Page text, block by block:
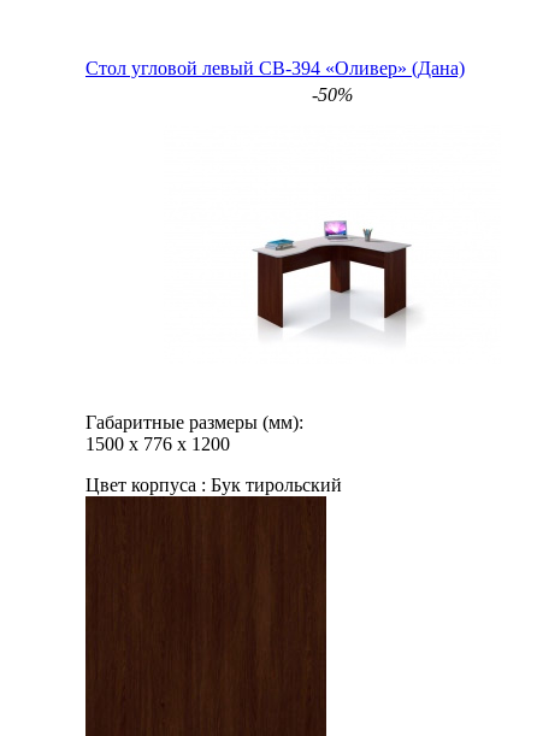
Стол угловой левый СВ-394 «Оливер» (Дана)
-50%
Габаритные размеры (мм):
1500 х 776 х 1200
Цвет корпуса : Бук тирольский